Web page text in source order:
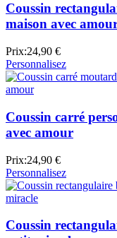
Coussin
maison avec
Prix:24,90 €
Personnalisez
Coussin carré
avec amour
Prix:24,90 €
Personnalisez
Coussin